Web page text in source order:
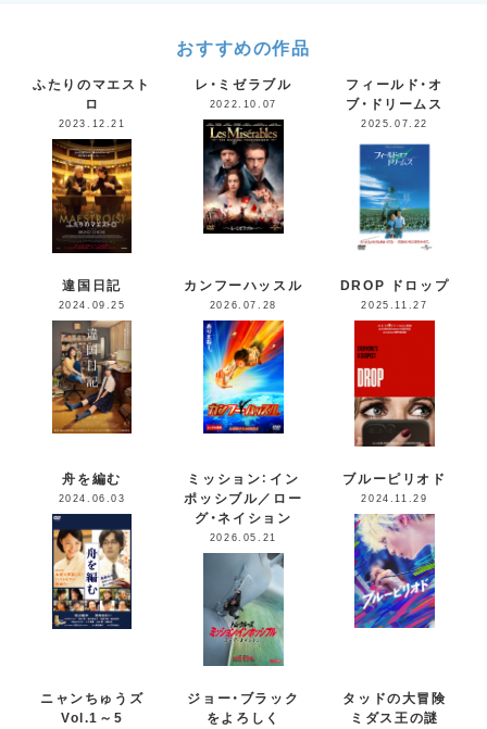
おすすめの作品
ふたりのマエスト
ロ
2023.12.21
レ・ミゼラブル
2022.10.07
フィールド・オ
ブ・ドリームス
2025.07.22
違国日記
2024.09.25
カンフーハッスル
2026.07.28
DROP ドロップ
2025.11.27
舟を編む
2024.06.03
ミッション：イン
ポッシブル／ロー
グ・ネイション
2026.05.21
ブルーピリオド
2024.11.29
ニャンちゅうズ
Vol.1～5
ジョー・ブラック
をよろしく
タッドの大冒険
ミダス王の謎